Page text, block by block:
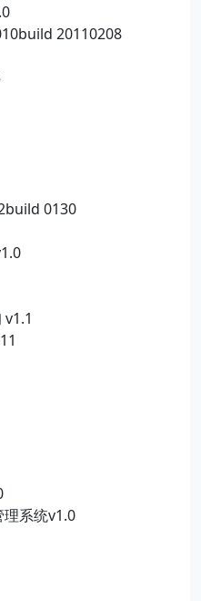
20110208
0130
系统v1.0